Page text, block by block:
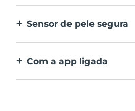
em qualquer lugar.
Sensor de pele segura
pele.Com a app ligada